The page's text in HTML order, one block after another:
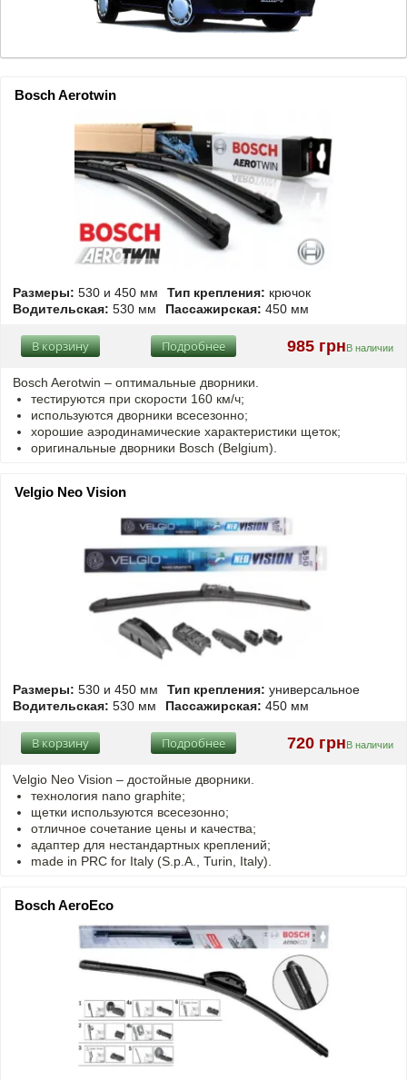
Bosch Aerotwin
Размеры: 530 и 450 мм Тип крепления: крючок
Водительская: 530 мм Пассажирская: 450 мм
985 грн В наличии
Подробнее
В корзину
Bosch Aerotwin – оптимальные дворники.
тестируются при скорости 160 км/ч;
используются дворники всесезонно;
хорошие аэродинамические характеристики щеток;
оригинальные дворники Bosch (Belgium).
Velgio Neo Vision
Размеры: 530 и 450 мм Тип крепления: универсальное
Водительская: 530 мм Пассажирская: 450 мм
720 грнВ наличии
Подробнее
В корзину
Velgio Neo Vision – достойные дворники.
технология nano graphite;
щетки используются всесезонно;
отличное сочетание цены и качества;
адаптер для нестандартных креплений;
made in PRC for Italy (S.p.A., Turin, Italy).
Bosch AeroEco